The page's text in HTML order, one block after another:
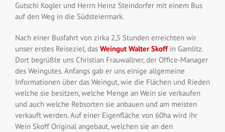
Gutschi Kogler und Herrn Heinz Steindorfer mit einem Bus
auf den Weg in die Südsteiermark.
Nach einer Busfahrt von zirka 2,5 Stunden erreichten wir
unser erstes Reiseziel, das Weingut Walter Skoff in Gamlitz.
Dort begrüßte uns Christian Frauwallner, der Office-Manager
des Weingutes. Anfangs gab er uns einige allgemeine
Informationen über das Weingut, wie die Flächen und Rieden
welche sie besitzen, welche Menge an Wein sie verkaufen
und auch welche Rebsorten sie anbauen und am meisten
verkauft werden. Auf einer Eigenfläche von 60ha wird ihr
Wein Skoff Original angebaut, welchen sie an den